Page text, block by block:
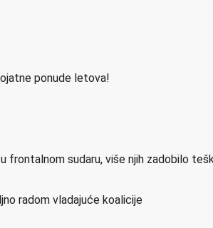
ponude letova!
frontalnom sudaru, više njih zadobilo
radom vladajuće koalicije